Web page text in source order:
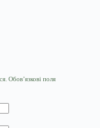
Обов’язкові поля